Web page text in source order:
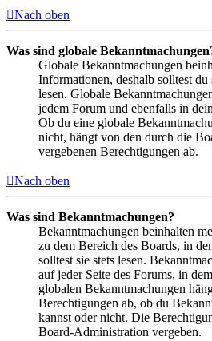
Nach oben
Was sind globale
Globale Bekanntmachungen
Informationen, deshalb solltest
lesen. Globale
jedem Forum und ebenfalls in
Ob du eine globale
nicht, hängt von den durch die
vergebenen Berechtigungen ab.
Nach oben
Was sind Bekanntmachungen?
Bekanntmachungen beinhalten
zu dem Bereich des Boards, in
solltest sie stets lesen.
auf jeder Seite des Forums, in
globalen Bekanntmachungen
Berechtigungen ab, ob du
kannst oder nicht. Die
Board-Administration vergeben.